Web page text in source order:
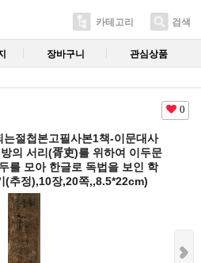
카테고리 검색
장바구니 관심상품
0
절첩본고필사본1책-이문대사
의 서리(胥吏)를 위하여 이두문
를 모아 한글로 독법을 보인 학
(추정),10장,20쪽,,8.5*22cm)